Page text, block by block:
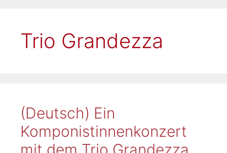
Trio Grandezza
(Deutsch) Ein
Komponistinnenkonzert